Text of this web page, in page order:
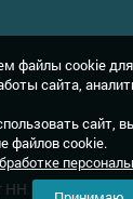
НН
файлы cookie для
сайта,
сайт,
файлов cookie.